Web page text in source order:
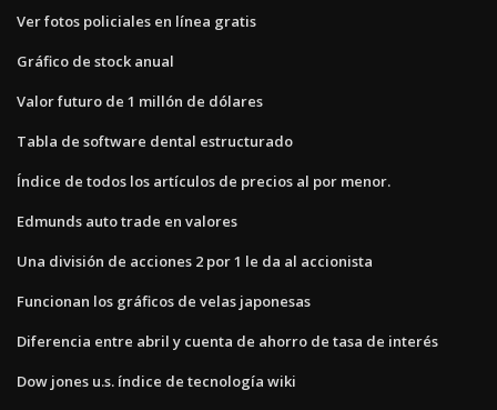
Ver fotos policiales en línea gratis
Gráfico de stock anual
Valor futuro de 1 millón de dólares
Tabla de software dental estructurado
Índice de todos los artículos de precios al por menor.
Edmunds auto trade en valores
Una división de acciones 2 por 1 le da al accionista
Funcionan los gráficos de velas japonesas
Diferencia entre abril y cuenta de ahorro de tasa de interés
Dow jones u.s. índice de tecnología wiki